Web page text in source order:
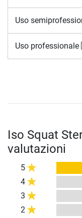
Uso
Uso professionale
Iso Squat
valutazioni
5
4
3
2